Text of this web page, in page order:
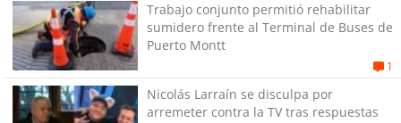
Trabajo conjunto permitió rehabilitar
sumidero frente al Terminal de Buses de
Puerto Montt
1
Nicolás Larraín se disculpa por
arremeter contra la TV tras respuestas